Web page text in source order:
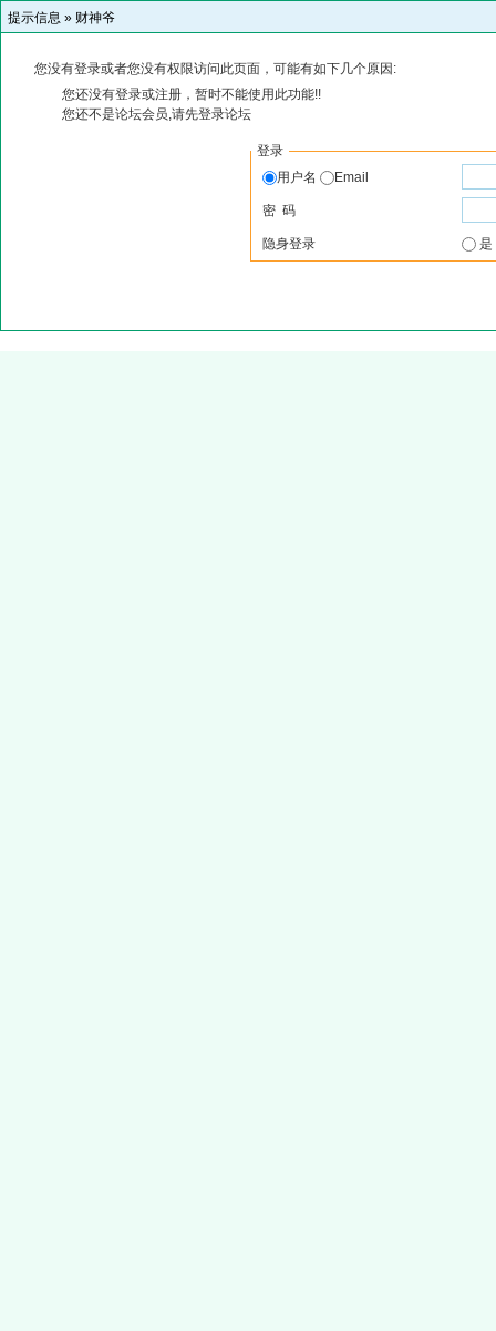
提示信息 » 财神爷
您没有登录或者您没有权限访问此页面，可能有如下几个原因:
您还没有登录或注册，暂时不能使用此功能!!
您还不是论坛会员,请先登录论坛
登录
用户名
Email
密 码
隐身登录